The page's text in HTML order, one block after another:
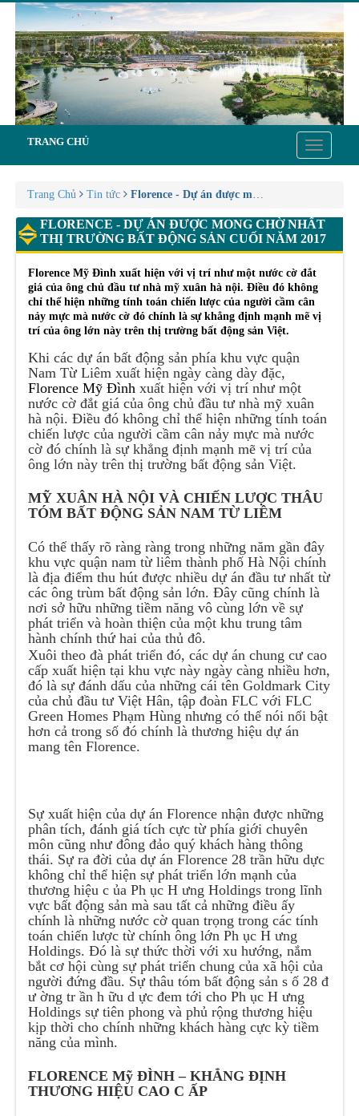
Toggle
TRANG CHỦ
Trang Chủ Tin tức Florence - Dự án được mong chờ nhất thị
FLORENCE - DỰ ÁN ĐƯỢC MONG CHỜ NHẤT
THỊ TRƯỜNG BẤT ĐỘNG SẢN CUỐI NĂM 2017
Florence Mỹ Đình xuất hiện với vị trí như một nước cờ đắt
giá của ông chủ đầu tư nhà mỹ xuân hà nội. Điều đó không
chỉ thể hiện những tính toán chiến lược của người cầm cân
nảy mực mà nước cờ đó chính là sự khẳng định mạnh mẽ vị
trí của ông lớn này trên thị trường bất động sản Việt.
Khi các dự án bất động sản phía khu vực quận
Nam Từ Liêm xuất hiện ngày càng dày đặc,
Florence Mỹ Đình xuất hiện với vị trí như một
nước cờ đắt giá của ông chủ đầu tư nhà mỹ xuân
hà nội. Điều đó không chỉ thể hiện những tính toán
chiến lược của người cầm cân nảy mực mà nước
cờ đó chính là sự khẳng định mạnh mẽ vị trí của
ông lớn này trên thị trường bất động sản Việt.
MỸ XUÂN HÀ NỘI VÀ CHIẾN LƯỢC THÂU
TÓM BẤT ĐỘNG SẢN NAM TỪ LIÊM
Có thể thấy rõ ràng ràng trong những năm gần đây
khu vực quận nam từ liêm thành phố Hà Nội chính
là địa điểm thu hút được nhiều dự án đầu tư nhất từ
các ông trùm bất động sản lớn. Đây cũng chính là
nơi sở hữu những tiềm năng vô cùng lớn về sự
phát triển và hoàn thiện của một khu trung tâm
hành chính thứ hai của thủ đô.
Xuôi theo đà phát triển đó, các dự án chung cư cao
cấp xuất hiện tại khu vực này ngày càng nhiều hơn,
đó là sự đánh dấu của những cái tên Goldmark City
của chủ đầu tư Việt Hân, tập đoàn FLC với FLC
Green Homes Phạm Hùng nhưng có thể nói nổi bật
hơn cả trong số đó chính là thương hiệu dự án
mang tên Florence.
Sự xuất hiện của dự án Florence nhận được những
phân tích, đánh giá tích cực từ phía giới chuyên
môn cũng như đông đảo quý khách hàng thông
thái. Sự ra đời của dự án Florence 28 trần hữu dực
không chỉ thể hiện sự phát triển lớn mạnh của
thương hiệu c ủa Ph ục H ưng Holdings trong lĩnh
vực bất động sản mà sau tất cả những điều ấy
chính là những nước cờ quan trọng trong các tính
toán chiến lược từ chính ông lớn Ph ục H ưng
Holdings. Đó là sự thức thời với xu hướng, nắm
bắt cơ hội cùng sự phát triển chung của xã hội của
người đứng đầu. Sự thâu tóm bất động sản s ố 28 đ
ư ờng tr ần h ữu d ực đem tới cho Ph ục H ưng
Holdings sự tiên phong và phủ rộng thương hiệu
kịp thời cho chính những khách hàng cực kỳ tiềm
năng của mình.
FLORENCE Mỹ ĐÌNH – KHẲNG ĐỊNH
THƯƠNG HIỆU CAO C ẤP